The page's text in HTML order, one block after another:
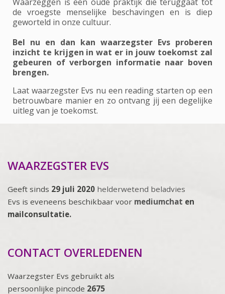
de vroegste menselijke beschavingen en is diep
geworteld in onze cultuur.
Bel nu en dan kan waarzegster Evs proberen
inzicht te krijgen in wat er in jouw toekomst zal
gebeuren of verborgen informatie naar boven
brengen.
Laat waarzegster Evs nu een reading starten op een
betrouwbare manier en zo ontvang jij een degelijke
uitleg van je toekomst.
WAARZEGSTER EVS
Geeft sinds 29 juli 2020 helderwetend beladvies
Evs is eveneens beschikbaar voor mediumchat en
mailconsultatie.
CONTACT OVERLEDENEN
Waarzegster Evs gebruikt als
persoonlijke pincode 2675